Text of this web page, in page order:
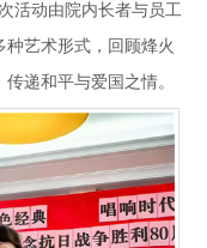
活动由院内长者与员工
艺术形式，回顾烽火
递和平与爱国之情。